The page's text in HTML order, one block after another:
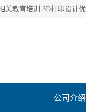
公司介绍